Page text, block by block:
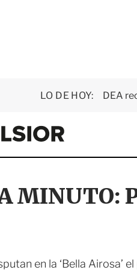
LO DE HOY: DEA
E
x
e
o
MINUTO:
en la ‘Bella Airosa’